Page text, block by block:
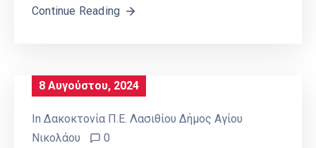
Continue Reading
8 Αυγούστου, 2024
In Δακοκτονία Π.Ε. Λασιθίου Δήμος Αγίου
Νικολάου
0